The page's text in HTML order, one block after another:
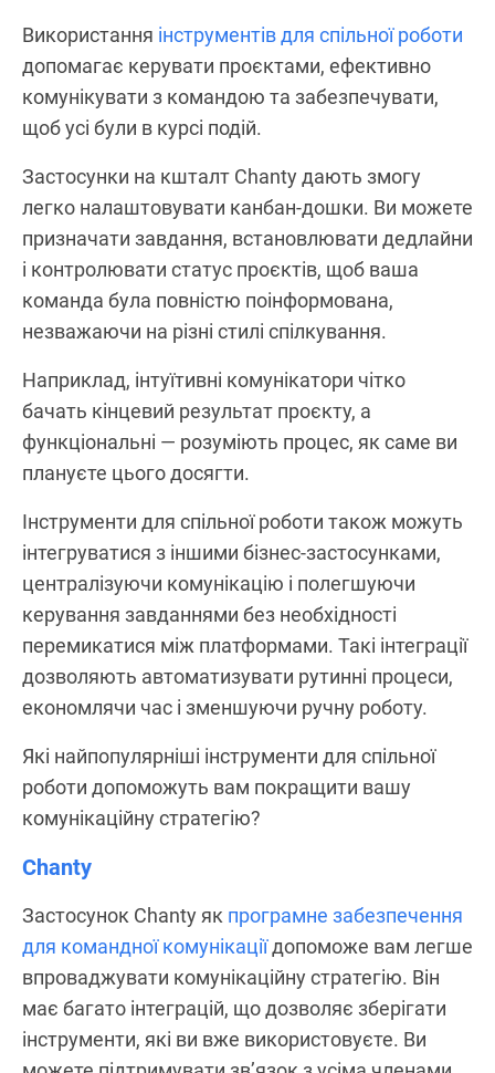
Використання інструментів для спільної роботи
допомагає керувати проєктами, ефективно
комунікувати з командою та забезпечувати,
щоб усі були в курсі подій.
Застосунки на кшталт Chanty дають змогу
легко налаштовувати канбан-дошки. Ви можете
призначати завдання, встановлювати дедлайни
і контролювати статус проєктів, щоб ваша
команда була повністю поінформована,
незважаючи на різні стилі спілкування.
Наприклад, інтуїтивні комунікатори чітко
бачать кінцевий результат проєкту, а
функціональні — розуміють процес, як саме ви
плануєте цього досягти.
Інструменти для спільної роботи також можуть
інтегруватися з іншими бізнес-застосунками,
централізуючи комунікацію і полегшуючи
керування завданнями без необхідності
перемикатися між платформами. Такі інтеграції
дозволяють автоматизувати рутинні процеси,
економлячи час і зменшуючи ручну роботу.
Які найпопулярніші інструменти для спільної
роботи допоможуть вам покращити вашу
комунікаційну стратегію?
Chanty
Застосунок Chanty як програмне забезпечення
для командної комунікаціїдопоможе вам легше
впроваджувати комунікаційну стратегію. Він
має багато інтеграцій, що дозволяє зберігати
інструменти, які ви вже використовуєте. Ви